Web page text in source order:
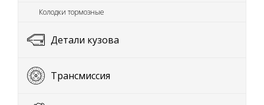
Колодки тормозные
Детали кузова
Трансмиссия